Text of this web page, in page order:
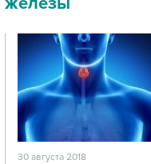
30 августа 2018